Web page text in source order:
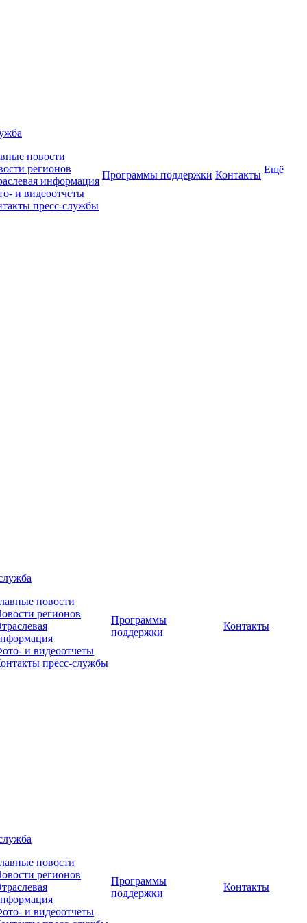
новости
регионов
информация
и видеоотчеты
пресс-службы
Программы поддержки Контакты Ещё
новости
регионов
и видеоотчеты
пресс-службы
Программы
поддержки
Контакты
новости
регионов
и видеоотчеты
Программы
поддержки
Контакты